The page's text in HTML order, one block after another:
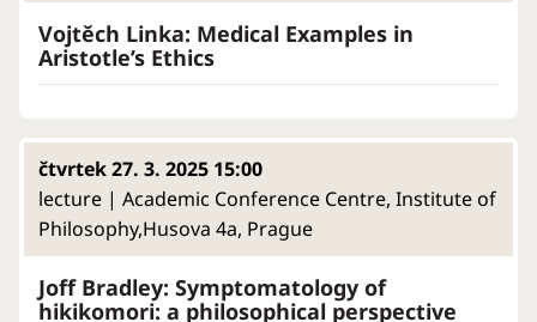
Vojtěch Linka: Medical Examples in
Aristotle’s Ethics
čtvrtek 27. 3. 2025 15:00
lecture | Academic Conference Centre, Institute of
Philosophy,Husova 4a, Prague
Joff Bradley: Symptomatology of
hikikomori: a philosophical perspective